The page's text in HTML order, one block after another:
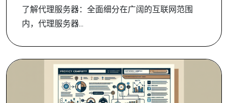
了解代理服务器：全面细分在广阔的互联网范围
内，代理服务器...